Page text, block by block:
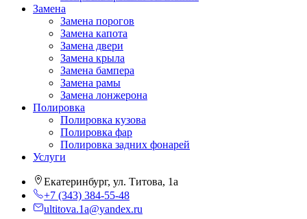
Замена
Замена порогов
Замена капота
Замена двери
Замена крыла
Замена бампера
Замена рамы
Замена лонжерона
Полировка
Полировка кузова
Полировка фар
Полировка задних фонарей
Услуги
Екатеринбург, ул. Титова, 1а
+7 (343) 384-55-48
ultitova.1a@yandex.ru